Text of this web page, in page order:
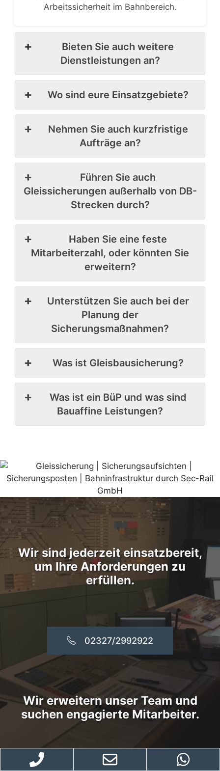
Arbeitssicherheit im Bahnbereich.
Bieten Sie auch weitere
Dienstleistungen an?
Wo sind eure Einsatzgebiete?
Nehmen Sie auch kurzfristige
Aufträge an?
Führen Sie auch
Gleissicherungen außerhalb von DB-
Strecken durch?
Haben Sie eine feste
Mitarbeiterzahl, oder könnten Sie
erweitern?
Unterstützen Sie auch bei der
Planung der
Sicherungsmaßnahmen?
Was ist Gleisbausicherung?
Was ist ein BüP und was sind
Bauaffine Leistungen?
Wir sind jederzeit einsatzbereit,
um Ihre Anforderungen zu
erfüllen.
02327/2992922
Wir erweitern unser Team und
suchen engagierte Mitarbeiter.